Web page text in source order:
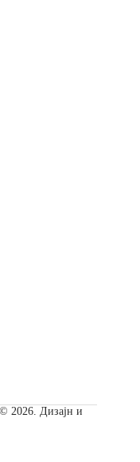
2026. Дизајн и